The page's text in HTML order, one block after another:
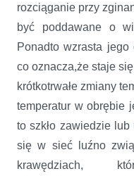
rozciąganie przy
być poddawane o
Ponadto wzrasta jego
co oznacza,że staje
krótkotrwałe zmiany
temperatur w obrębie
to szkło zawiedzie
się w sieć luźno
krawędziach,